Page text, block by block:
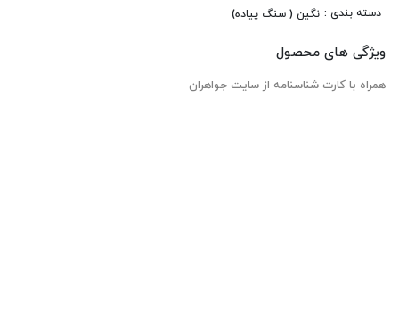
دسته بندی : نگین ( سنگ پیاده)
ویژگی های محصول
همراه با کارت شناسنامه از سایت جواهران